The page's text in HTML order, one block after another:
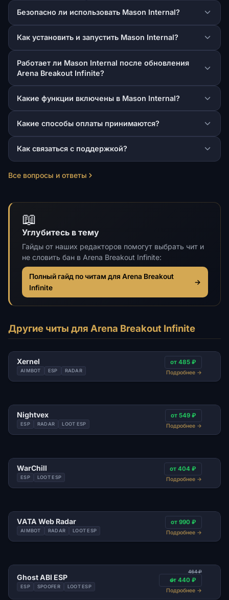
Безопасно ли использовать Mason Internal?
Как установить и запустить Mason Internal?
Работает ли Mason Internal после обновления
Arena Breakout Infinite?
Какие функции включены в Mason Internal?
Какие способы оплаты принимаются?
Как связаться с поддержкой?
Все вопросы и ответы
📖
Углубитесь в тему
Гайды от наших редакторов помогут выбрать чит и
не словить бан в Arena Breakout Infinite:
Полный гайд по читам для Arena Breakout
Infinite
→
Другие читы для Arena Breakout Infinite
Xernel
AIMBOT ESP RADAR
от 485 ₽
Подробнее →
Nightvex
ESP RADAR LOOT ESP
от 549 ₽
Подробнее →
WarChill
ESP LOOT ESP
от 404 ₽
Подробнее →
VATA Web Radar
AIMBOT RADAR LOOT ESP
от 990 ₽
Подробнее →
Ghost ABI ESP
ESP SPOOFER LOOT ESP
464 ₽
от 440 ₽
Подробнее →